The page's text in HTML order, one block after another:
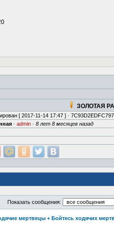
ЗОЛОТАЯ
[ 2017-11-14 17:47 ] ·
· admin · 8 лет 8 месяцев назад
Показать сообщения:
мертвецы + Бойтесь ходячих